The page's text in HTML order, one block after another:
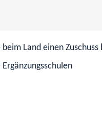
Land einen Zuschuss